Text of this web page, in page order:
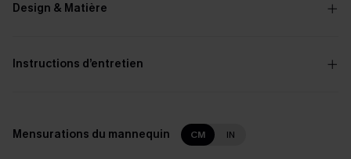
Design & Matière
Instructions d’entretien
Mensurations du mannequin CM IN